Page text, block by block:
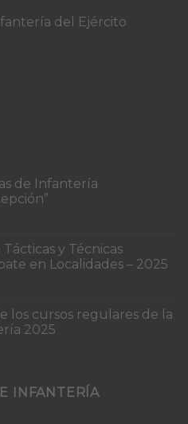
del Ejército
de Infantería
y Técnicas
en Localidades – 2025
los cursos regulares de la
2025
INFANTERÍA